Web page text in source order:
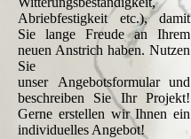
Abriebfestigkeit etc.), damit
Sie lange Freude an Ihrem
neuen Anstrich haben. Nutzen
Sie
unser Angebotsformularund
beschreiben Sie Ihr Projekt!
Gerne erstellen wir Ihnen ein
individuelles Angebot!